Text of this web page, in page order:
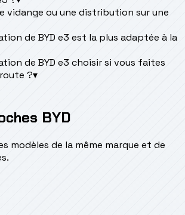
vidange ou une distribution sur une
de BYD e3 est la plus adaptée à la
de BYD e3 choisir si vous faites
?▾
BYD
modèles de la même marque et de